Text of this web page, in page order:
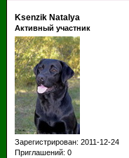
Ksenzik Natalya
Активный участник
Зарегистрирован: 2011-12-24
Приглашений: 0